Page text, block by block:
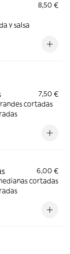
8,50 €
y salsa
7,50 €
cortadas
6,00 €
cortadas